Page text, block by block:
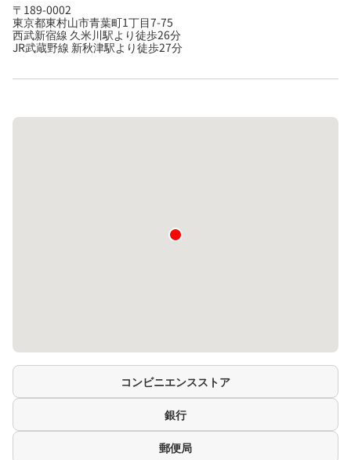
〒189-0002
東京都東村山市青葉町1丁目7-75
西武新宿線 久米川駅より徒歩26分
JR武蔵野線 新秋津駅より徒歩27分
コンビニエンスストア
銀行
郵便局